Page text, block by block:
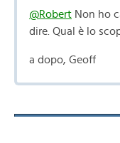
@Robert Non ho
dire. Qual è lo
a dopo, Geoff